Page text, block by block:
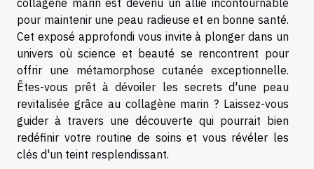
collagène marin est devenu un allié incontournable
pour maintenir une peau radieuse et en bonne santé.
Cet exposé approfondi vous invite à plonger dans un
univers où science et beauté se rencontrent pour
offrir une métamorphose cutanée exceptionnelle.
Êtes-vous prêt à dévoiler les secrets d'une peau
revitalisée grâce au collagène marin ? Laissez-vous
guider à travers une découverte qui pourrait bien
redéfinir votre routine de soins et vous révéler les
clés d'un teint resplendissant.